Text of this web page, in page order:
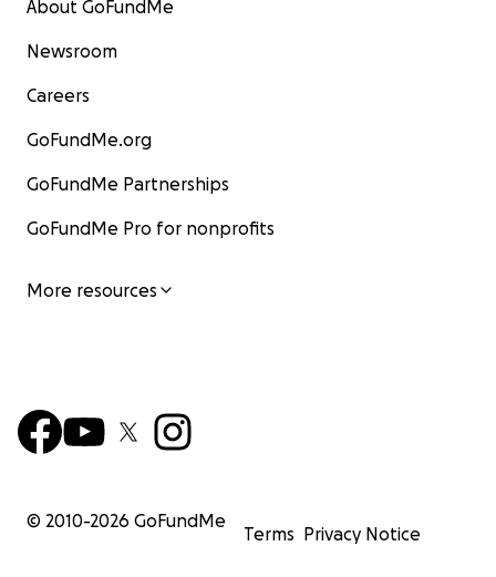
About GoFundMe
Newsroom
Careers
GoFundMe.org
GoFundMe Partnerships
GoFundMe Pro for nonprofits
More resources
© 2010-2026 GoFundMe
Terms Privacy Notice